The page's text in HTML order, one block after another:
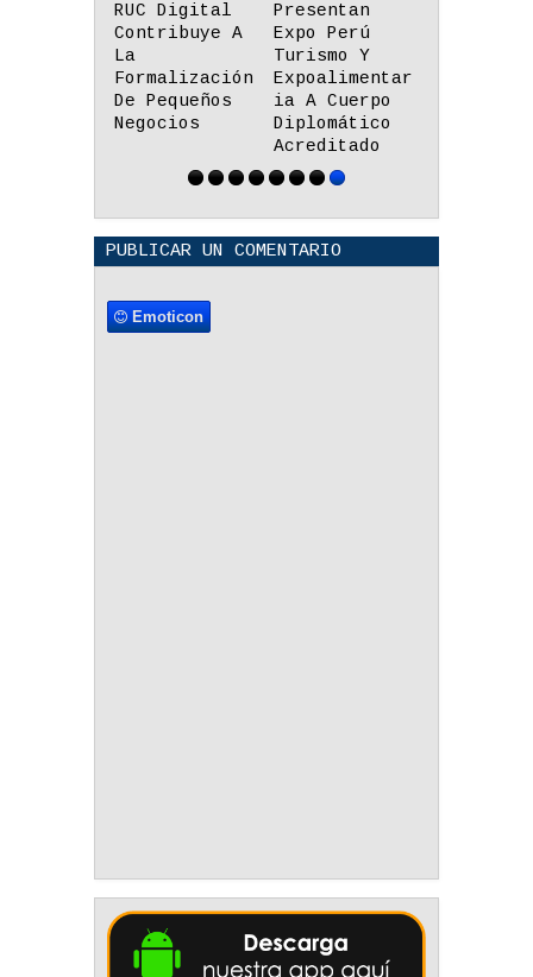
RUC Digital
Contribuye A
La
Formalización
De Pequeños
Negocios
Presentan
Expo Perú
Turismo Y
Expoalimentar
ia A Cuerpo
Diplomático
Acreditado
PUBLICAR UN COMENTARIO
Emoticon